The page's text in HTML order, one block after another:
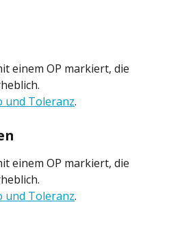
einem OP markiert, die
und Toleranz.
einem OP markiert, die
und Toleranz.